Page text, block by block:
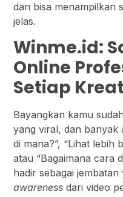
dan bisa menampilkan
jelas.
Winme.id:
Online
Setiap
Bayangkan kamu
yang viral, dan banyak
di mana?”, “Lihat lebih
atau “Bagaimana cara
hadir sebagai
awareness dari video